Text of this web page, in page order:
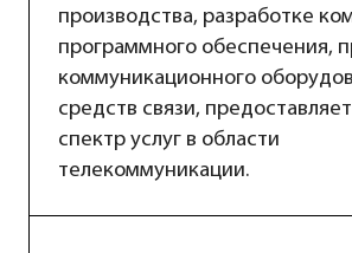
производства, разработке
программного обеспечения,
коммуникационного
средств связи,
спектр услуг в области
телекоммуникации.